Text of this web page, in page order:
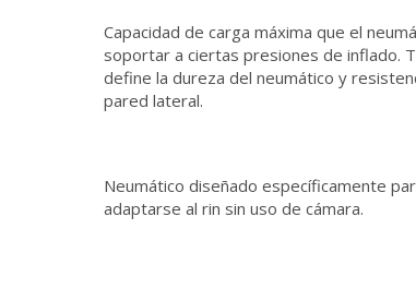
Capacidad de carga máxima que el
soportar a ciertas presiones de inflado.
define la dureza del neumático y
pared lateral.
Neumático diseñado específicamente
adaptarse al rin sin uso de cámara.